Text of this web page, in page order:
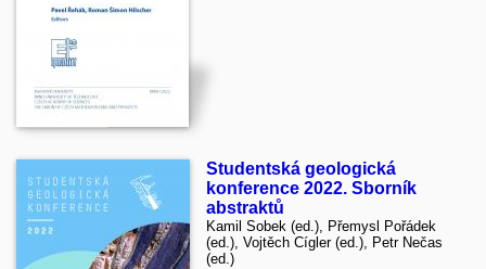
Studentská geologická
konference 2022. Sborník
abstraktů
Kamil Sobek (ed.), Přemysl Pořádek
(ed.), Vojtěch Cígler (ed.), Petr Nečas
(ed.)